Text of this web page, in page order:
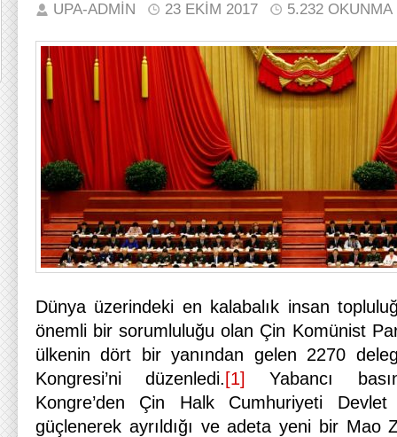
UPA-ADMIN 23 EKIM 2017 5.232 OKUNMA
Dünya üzerindeki en kalabalık insan
önemli bir sorumluluğu olan Çin Komünist
ülkenin dört bir yanından gelen 2270
Kongresi’ni düzenledi. [1]
Yabancı
Kongre’den Çin Halk Cumhuriyeti Devlet
güçlenerek ayrıldığı ve adeta yeni bir Mao